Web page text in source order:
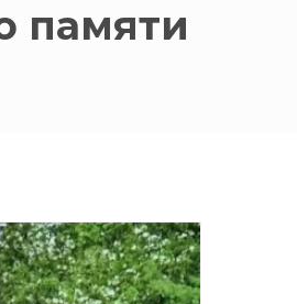
памяти